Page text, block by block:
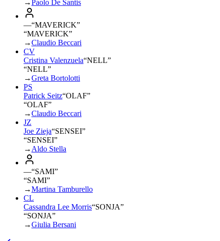
→Paolo De Santis
—“MAVERICK”
“MAVERICK”
→Claudio Beccari
CV
Cristina Valenzuela“NELL”
“NELL”
→Greta Bortolotti
PS
Patrick Seitz“OLAF”
“OLAF”
→Claudio Beccari
JZ
Joe Zieja“SENSEI”
“SENSEI”
→ Aldo Stella
—“SAMI”
“SAMI”
→Martina Tamburello
CL
Cassandra Lee Morris“SONJA”
“SONJA”
→Giulia Bersani